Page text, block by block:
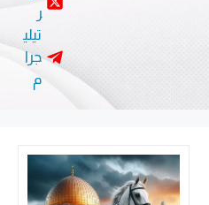
ر
تيلي
جرا